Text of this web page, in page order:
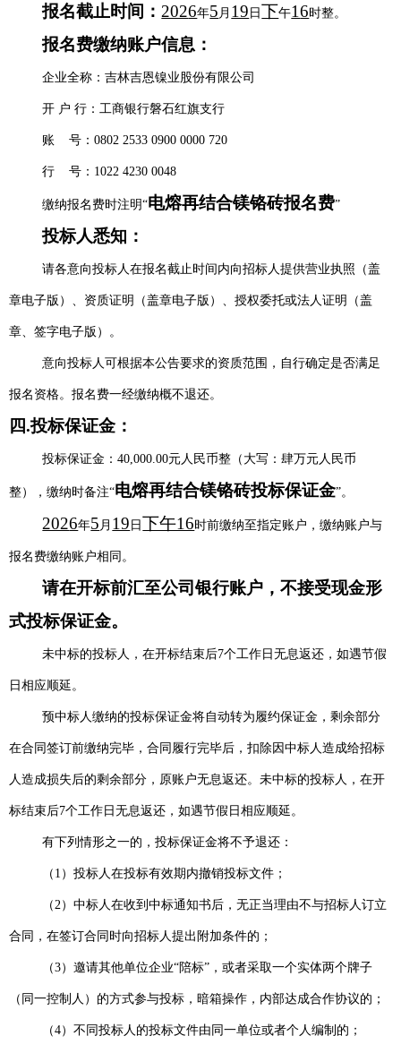
报名截止时间： 2026年5 月 19 日 下午16时整。
报名费缴纳账户信息：
企业全称：吉林吉恩镍业股份有限公司
开 户 行：工商银行磐石红旗支行
账 号：0802 2533 0900 0000 720
行 号：1022 4230 0048
缴纳报名费时注明“电熔再结合镁铬砖报名费”
投标人悉知：
请各意向投标人在报名截止时间内向招标人提供营业执照（盖
章电子版）、资质证明（盖章电子版）、授权委托或法人证明（盖
章、签字电子版）。
意向投标人可根据本公告要求的资质范围，自行确定是否满足
报名资格。报名费一经缴纳概不退还。
四.投标保证金：
投标保证金：40,000.00元人民币整 （大写：肆万元人民币
整） ，缴纳时备注“电熔再结合镁铬砖投标保证金”。
2026年5 月 19 日 下午16时前缴纳至指定账户 ，缴纳账户与
报名费缴纳账户相同。
请在开标前汇至公司银行账户，不接受现金形
式投标保证金。
未中标的投标人，在开标结束后7个工作日无息返还，如遇节假
日相应顺延。
预中标人缴纳的投标保证金将自动转为履约保证金，剩余部分
在合同签订前缴纳完毕，合同履行完毕后，扣除因中标人造成给招标
人造成损失后的剩余部分，原账户无息返还。未中标的投标人，在开
标结束后7个工作日无息返还，如遇节假日相应顺延。
有下列情形之一的，投标保证金将不予退还：
（1）投标人在投标有效期内撤销投标文件；
（2）中标人在收到中标通知书后，无正当理由不与招标人订立
合同，在签订合同时向招标人提出附加条件的；
（3）邀请其他单位企业“陪标”，或者采取一个实体两个牌子
（同一控制人）的方式参与投标，暗箱操作，内部达成合作协议的；
（4）不同投标人的投标文件由同一单位或者个人编制的；